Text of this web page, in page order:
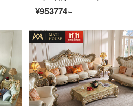
¥953774~